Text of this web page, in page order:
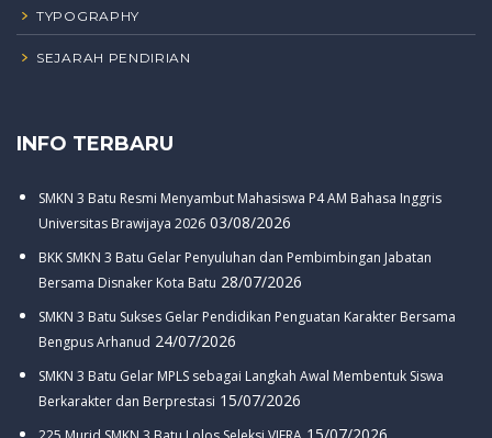
TYPOGRAPHY
SEJARAH PENDIRIAN
INFO TERBARU
SMKN 3 Batu Resmi Menyambut Mahasiswa P4 AM Bahasa Inggris
Universitas Brawijaya 2026 03/08/2026
BKK SMKN 3 Batu Gelar Penyuluhan dan Pembimbingan Jabatan
Bersama Disnaker Kota Batu 28/07/2026
SMKN 3 Batu Sukses Gelar Pendidikan Penguatan Karakter Bersama
Bengpus Arhanud 24/07/2026
SMKN 3 Batu Gelar MPLS sebagai Langkah Awal Membentuk Siswa
Berkarakter dan Berprestasi 15/07/2026